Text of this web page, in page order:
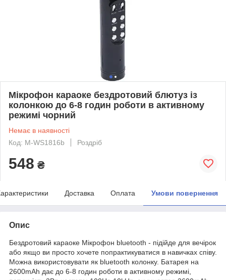
Мікрофон караоке бездротовий блютуз із
колонкою до 6-8 годин роботи в активному
режимі чорний
Немає в наявності
Код: M-WS1816b
Роздріб
548 ₴
Доставка Оплата Умови повернення
Опис
Бездротовий караоке Мікрофон bluetooth - підійде для вечірок
або якщо ви просто хочете попрактикуватися в навичках співу.
Можна використовувати як bluetooth колонку. Батарея на
2600mAh дає до 6-8 годин роботи в активному режимі,